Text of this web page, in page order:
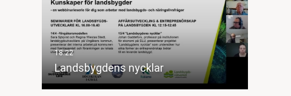
Landsbygdens nycklar